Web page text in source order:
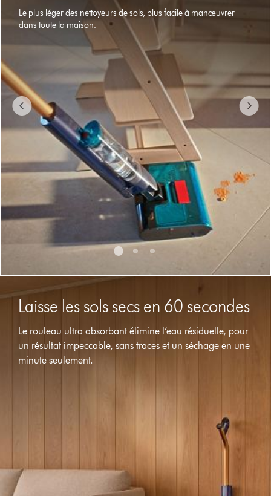
buttons
to
navigate,
jump
with
the
Le plus léger des nettoyeurs de sols, plus facile à manœuvrer
dans toute la maison.
Laisse les sols secs en 60 secondes
Le rouleau ultra absorbant élimine l’eau résiduelle, pour
un résultat impeccable, sans traces et un séchage en une
minute seulement.